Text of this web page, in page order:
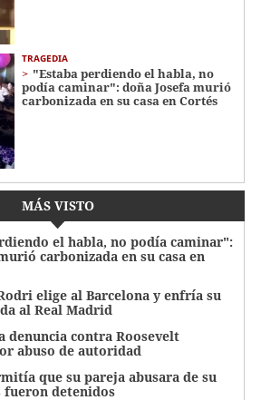
TRAGEDIA
"Estaba perdiendo el habla, no
podía caminar": doña Josefa murió
carbonizada en su casa en Cortés
MÁS VISTO
el habla, no podía caminar":
carbonizada en su casa en
elige al Barcelona y enfría su
al Real Madrid
denuncia contra Roosevelt
abuso de autoridad
que su pareja abusara de su
fueron detenidos